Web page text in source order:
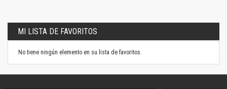
MI LISTA DE FAVORITOS
No tiene ningún elemento en su lista de favoritos.